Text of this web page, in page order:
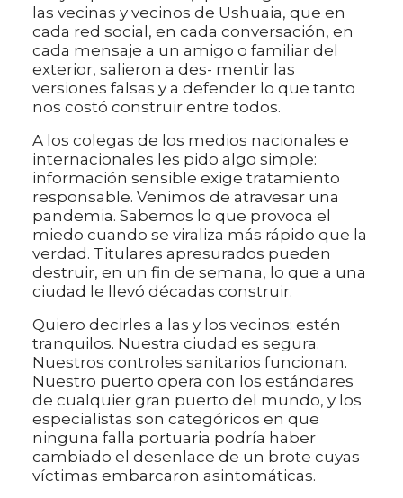
las vecinas y vecinos de Ushuaia, que en
cada red social, en cada conversación, en
cada mensaje a un amigo o familiar del
exterior, salieron a des- mentir las
versiones falsas y a defender lo que tanto
nos costó construir entre todos.
A los colegas de los medios nacionales e
internacionales les pido algo simple:
información sensible exige tratamiento
responsable. Venimos de atravesar una
pandemia. Sabemos lo que provoca el
miedo cuando se viraliza más rápido que la
verdad. Titulares apresurados pueden
destruir, en un fin de semana, lo que a una
ciudad le llevó décadas construir.
Quiero decirles a las y los vecinos: estén
tranquilos. Nuestra ciudad es segura.
Nuestros controles sanitarios funcionan.
Nuestro puerto opera con los estándares
de cualquier gran puerto del mundo, y los
especialistas son categóricos en que
ninguna falla portuaria podría haber
cambiado el desenlace de un brote cuyas
víctimas embarcaron asintomáticas.